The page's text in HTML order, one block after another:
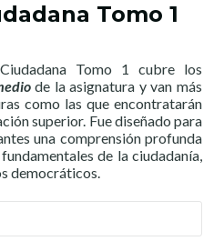
Tomo 1
Tomo 1 cubre los
de la asignatura y van más
como las que encontratarán
superior. Fue diseñado para
una comprensión profunda
de la ciudadanía,
democráticos.